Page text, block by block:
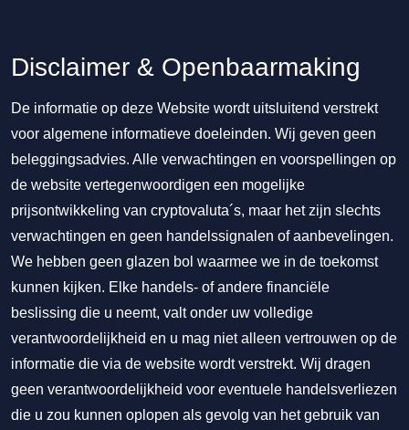
Disclaimer & Openbaarmaking
De informatie op deze Website wordt uitsluitend verstrekt
voor algemene informatieve doeleinden. Wij geven geen
beleggingsadvies. Alle verwachtingen en voorspellingen op
de website vertegenwoordigen een mogelijke
prijsontwikkeling van cryptovaluta´s, maar het zijn slechts
verwachtingen en geen handelssignalen of aanbevelingen.
We hebben geen glazen bol waarmee we in de toekomst
kunnen kijken. Elke handels- of andere financiële
beslissing die u neemt, valt onder uw volledige
verantwoordelijkheid en u mag niet alleen vertrouwen op de
informatie die via de website wordt verstrekt. Wij dragen
geen verantwoordelijkheid voor eventuele handelsverliezen
die u zou kunnen oplopen als gevolg van het gebruik van